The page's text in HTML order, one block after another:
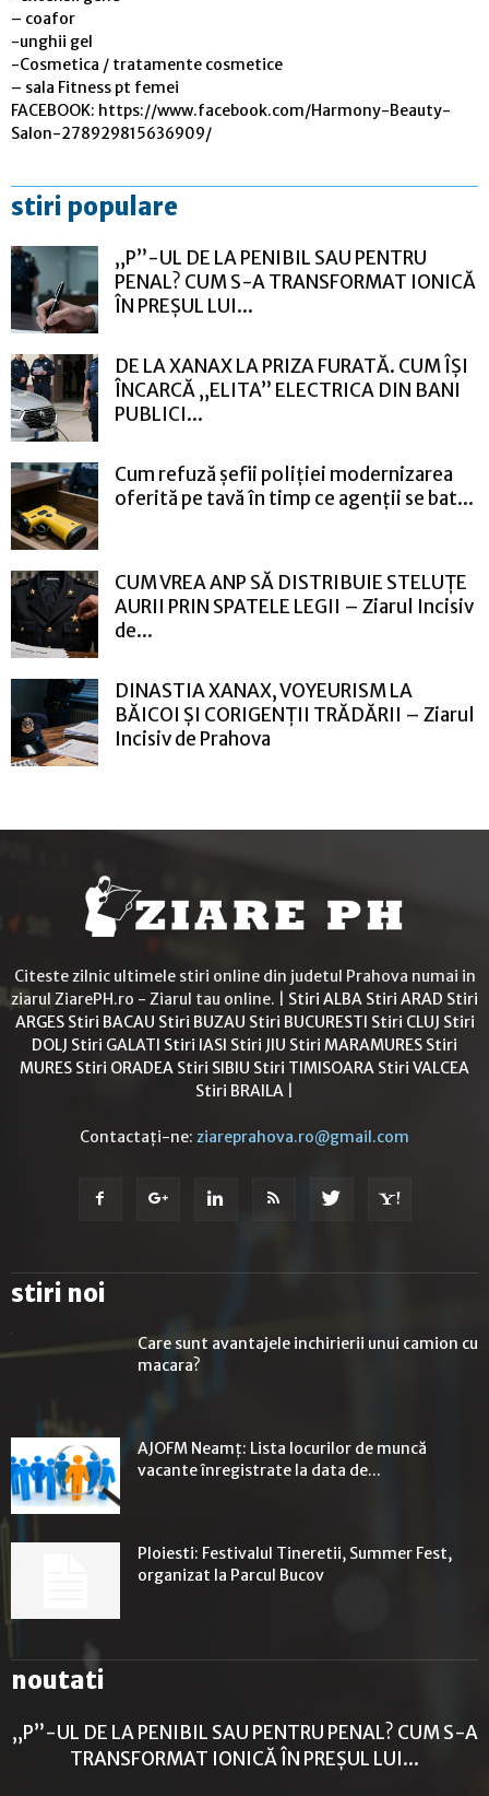
– coafor
-unghii gel
-Cosmetica / tratamente cosmetice
– sala Fitness pt femei
FACEBOOK: https://www.facebook.com/Harmony-Beauty-
Salon-278929815636909/
stiri populare
„P”-UL DE LA PENIBIL SAU PENTRU
PENAL? CUM S-A TRANSFORMAT IONICĂ
ÎN PREȘUL LUI...
DE LA XANAX LA PRIZA FURATĂ. CUM ÎȘI
ÎNCARCĂ „ELITA” ELECTRICA DIN BANI
PUBLICI...
Cum refuză șefii poliției modernizarea
oferită pe tavă în timp ce agenții se bat...
CUM VREA ANP SĂ DISTRIBUIE STELUȚE
AURII PRIN SPATELE LEGII – Ziarul Incisiv
de...
DINASTIA XANAX, VOYEURISM LA
BĂICOI ȘI CORIGENȚII TRĂDĂRII – Ziarul
Incisiv de Prahova
Citeste zilnic ultimele stiri online din judetul Prahova numai in
ziarul ZiarePH.ro - Ziarul tau online. | Stiri ALBA Stiri ARAD Stiri
ARGES Stiri BACAU Stiri BUZAU Stiri BUCURESTI Stiri CLUJ Stiri
DOLJ Stiri GALATI Stiri IASI Stiri JIU Stiri MARAMURES Stiri
MURES Stiri ORADEA Stiri SIBIU Stiri TIMISOARA Stiri VALCEA
Stiri BRAILA
Contactați-ne: ziareprahova.ro@gmail.com
stiri noi
Care sunt avantajele inchirierii unui camion cu
macara?
AJOFM Neamț: Lista locurilor de muncă
vacante înregistrate la data de...
Ploiesti: Festivalul Tineretii, Summer Fest,
organizat la Parcul Bucov
noutati
„P”-UL DE LA PENIBIL SAU PENTRU PENAL? CUM S-A
TRANSFORMAT IONICĂ ÎN PREȘUL LUI...